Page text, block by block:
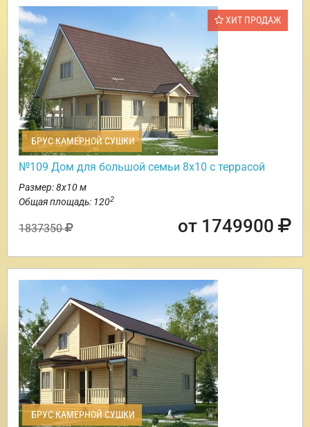
ХИТ ПРОДАЖ
БРУС КАМЕРНОЙ СУШКИ
№109 Дом для большой семьи 8х10 с террасой
Размер: 8х10 м
Общая площадь: 1202
1837350 от 1749900
БРУС КАМЕРНОЙ СУШКИ